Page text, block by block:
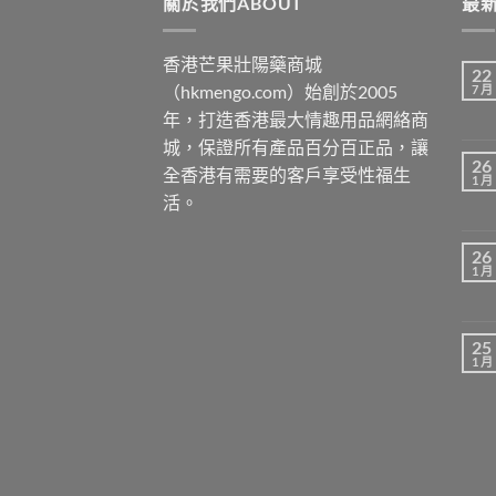
香港芒果壯陽藥商城
（hkmengo.com）始創於2005
年，打造香港最大情趣用品網絡商
城，保證所有產品百分百正品，讓
全香港有需要的客戶享受性福生
活。
22
7 月
26
1 月
26
1 月
25
1 月